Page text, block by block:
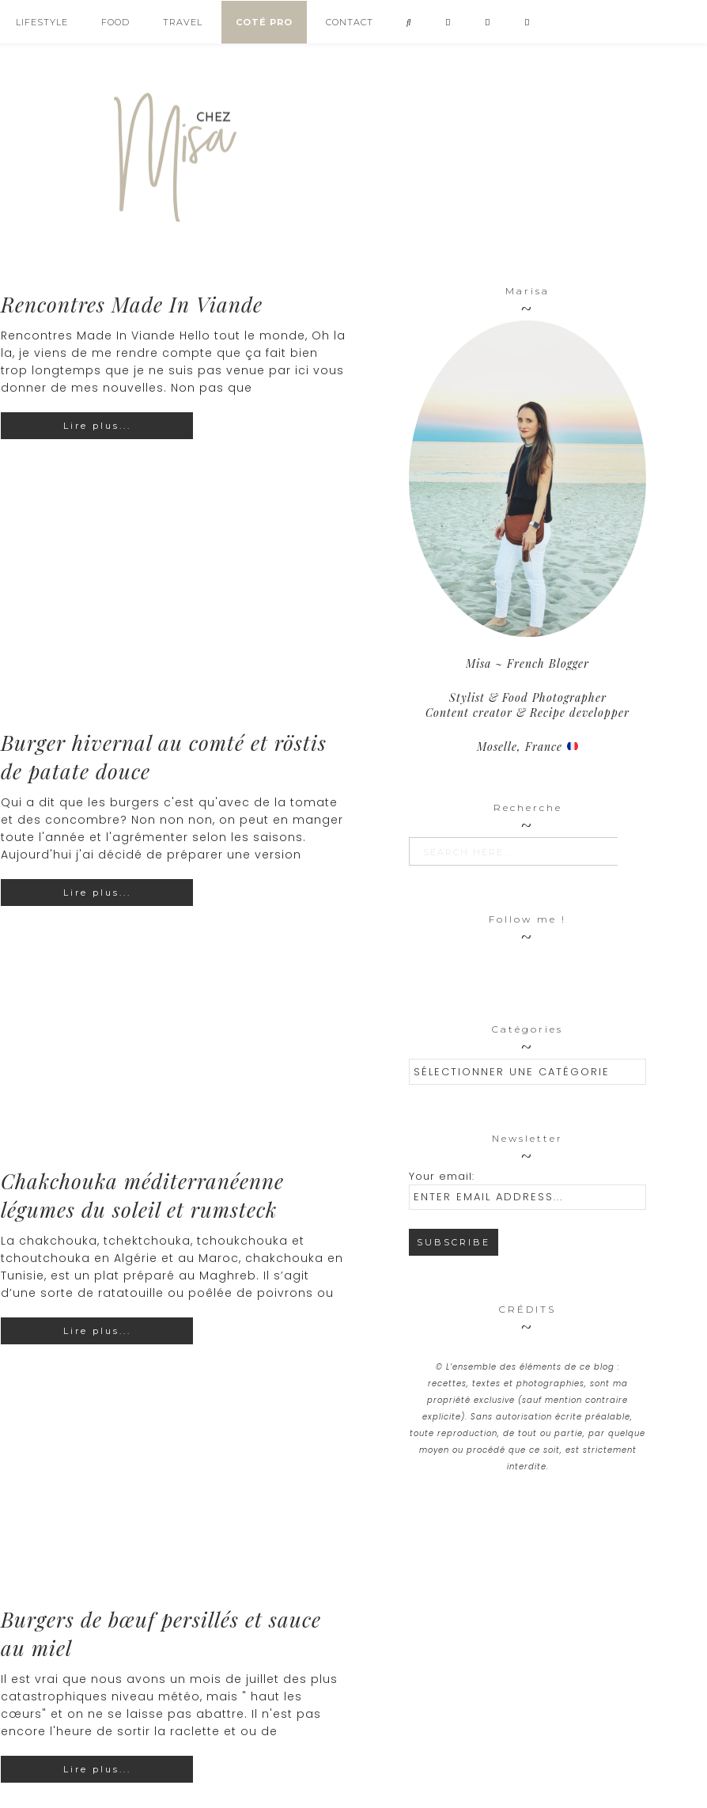
LIFESTYLE FOOD TRAVEL COTÉ PRO CONTACT
Rencontres Made In Viande
Rencontres Made In Viande Hello tout le monde, Oh la
la, je viens de me rendre compte que ça fait bien
trop longtemps que je ne suis pas venue par ici vous
donner de mes nouvelles. Non pas que
Lire plus...
Burger hivernal au comté et röstis
de patate douce
Qui a dit que les burgers c'est qu'avec de la tomate
et des concombre? Non non non, on peut en manger
toute l'année et l'agrémenter selon les saisons.
Aujourd'hui j'ai décidé de préparer une version
Lire plus...
Chakchouka méditerranéenne
légumes du soleil et rumsteck
La chakchouka, tchektchouka, tchoukchouka et
tchoutchouka en Algérie et au Maroc, chakchouka en
Tunisie, est un plat préparé au Maghreb. Il s’agit
d’une sorte de ratatouille ou poêlée de poivrons ou
Lire plus...
Burgers de bœuf persillés et sauce
au miel
Il est vrai que nous avons un mois de juillet des plus
catastrophiques niveau météo, mais " haut les
cœurs" et on ne se laisse pas abattre. Il n'est pas
encore l'heure de sortir la raclette et ou de
Lire plus...
Marisa
Misa ~ French Blogger
Stylist & Food Photographer
Content creator & Recipe developper
Moselle, France
Recherche
Search SEARCH BUTTON
Follow me !
Catégories
Catégories
Newsletter
Your email:
CRÉDITS
© L’ensemble des éléments de ce blog :
recettes, textes et photographies, sont ma
propriété exclusive (sauf mention contraire
explicite). Sans autorisation écrite préalable,
toute reproduction, de tout ou partie, par quelque
moyen ou procédé que ce soit, est strictement
interdite.